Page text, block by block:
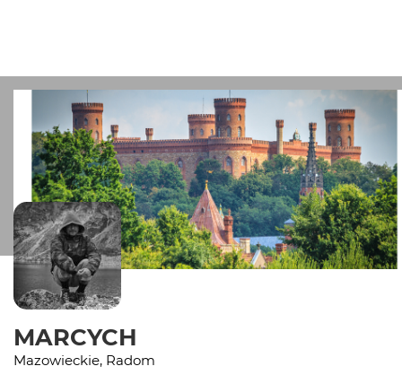
MARCYCH
Mazowieckie, Radom